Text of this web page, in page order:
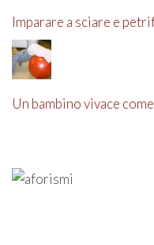
Imparare a sciare e
Un bambino vivace